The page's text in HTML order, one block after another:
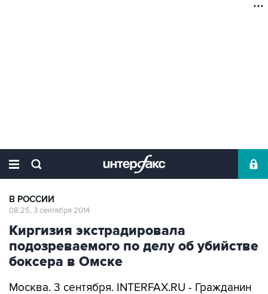
В РОССИИ
08:25, 3 сентября 2014
Киргизия экстрадировала
подозреваемого по делу об убийстве
боксера в Омске
Москва. 3 сентября. INTERFAX.RU - Гражданин